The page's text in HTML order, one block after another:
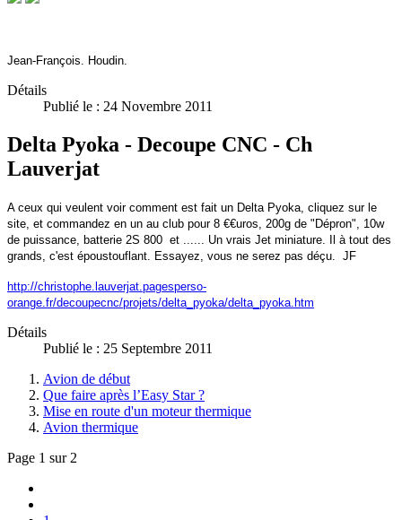
Jean-François. Houdin.
Détails
Publié le : 24 Novembre 2011
Delta Pyoka - Decoupe CNC - Ch
Lauverjat
A ceux qui veulent voir comment est fait un Delta Pyoka, cliquez sur le
site, et commandez en un au club pour 8 €€uros, 200g de "Dépron", 10w
de puissance, batterie 2S 800 et ...... Un vrais Jet miniature. Il à tout des
grands, c'est époustouflant. Essayez, vous ne serez pas déçu. JF
http://christophe.lauverjat.pagesperso-
orange.fr/decoupecnc/projets/delta_pyoka/delta_pyoka.htm
Détails
Publié le : 25 Septembre 2011
Avion de début
Que faire après l’Easy Star ?
Mise en route d'un moteur thermique
Avion thermique
Page 1 sur 2